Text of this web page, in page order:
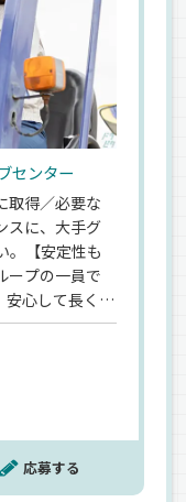
センター
取得／必要な
スに、大手グ
。【安定性も
ープの一員で
安心して長く働
せするのは倉
チームで作
あれば、スグ
万円＞入社1
応募する